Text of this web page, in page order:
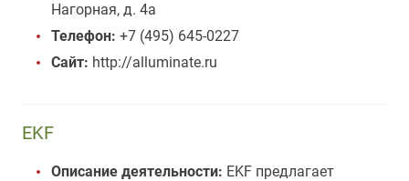
Нагорная, д. 4а
Телефон: +7 (495) 645-0227
Сайт: http://alluminate.ru
EKF
Описание деятельности: EKF предлагает